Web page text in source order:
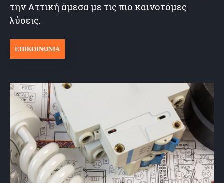
την Αττική άμεσα με τις πιο καινοτόμες
λύσεις.
ΕΠΙΚΟΙΝΩΝΙΑ